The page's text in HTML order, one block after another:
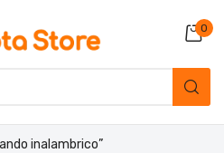
0
inalambrico”